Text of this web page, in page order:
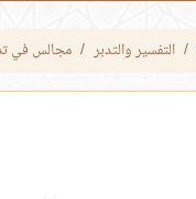
التفسير والتدبر مجالس في